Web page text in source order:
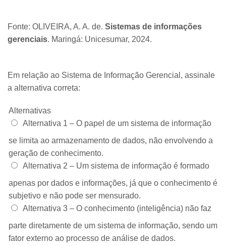
Fonte: OLIVEIRA, A. A. de. Sistemas de informações
gerenciais. Maringá: Unicesumar, 2024.
Em relação ao Sistema de Informação Gerencial, assinale
a alternativa correta:
Alternativas
Alternativa 1 – O papel de um sistema de informação
se limita ao armazenamento de dados, não envolvendo a
geração de conhecimento.
Alternativa 2 – Um sistema de informação é formado
apenas por dados e informações, já que o conhecimento é
subjetivo e não pode ser mensurado.
Alternativa 3 – O conhecimento (inteligência) não faz
parte diretamente de um sistema de informação, sendo um
fator externo ao processo de análise de dados.